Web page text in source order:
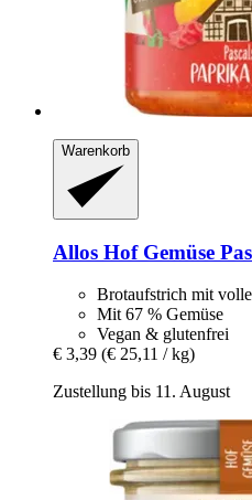
Warenkorb
Allos Hof Gemüse
Brotaufstrich mit
Mit 67 % Gemüse
Vegan & glutenfrei
€ 3,39 (€ 25,11 / kg)
Zustellung bis 11. August